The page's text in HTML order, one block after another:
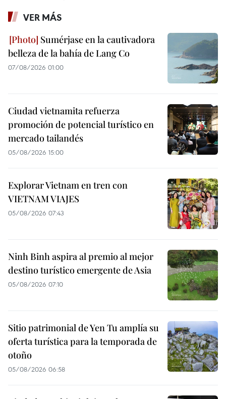
VER MÁS
Sumérjase en la cautivadora
belleza de la bahía de Lang Co
07/08/2026 01:00
Ciudad vietnamita refuerza
promoción de potencial turístico en
mercado tailandés
05/08/2026 15:00
Explorar Vietnam en tren con
VIETNAM VIAJES
05/08/2026 07:43
Ninh Binh aspira al premio al mejor
destino turístico emergente de Asia
05/08/2026 07:10
Sitio patrimonial de Yen Tu amplía su
oferta turística para la temporada de
otoño
05/08/2026 06:58